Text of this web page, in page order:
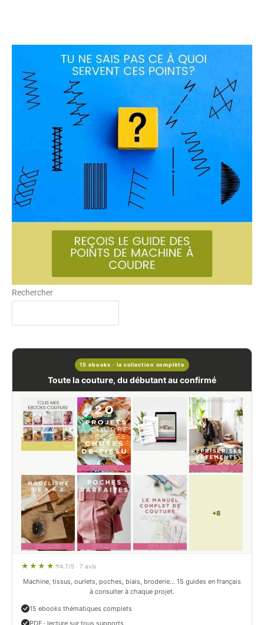
Rechercher
15 ebooks · la collection complète
Toute la couture, du débutant au confirmé
+8
4.7/5 · 7 avis
Machine, tissus, ourlets, poches, biais, broderie… 15 guides en français
à consulter à chaque projet.
15 ebooks thématiques complets
PDF · lecture sur tous supports